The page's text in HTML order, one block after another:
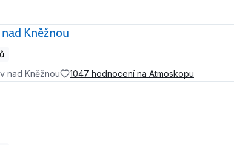
Kněžnou
nad Kněžnou 1047 hodnocení na Atmoskopu